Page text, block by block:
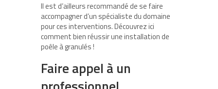
Il est d’ailleurs recommandé de se faire
accompagner d’un spécialiste du domaine
pour ces interventions. Découvrez ici
comment bien réussir une installation de
poêle à granulés !
Faire appel à un